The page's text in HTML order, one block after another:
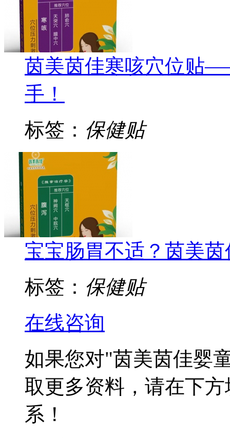
茵美茵佳寒咳穴位贴
手！
标签： 保健贴
宝宝肠胃不适？茵美
标签： 保健贴
在线咨询
如果您对"茵美茵佳婴
取更多资料，请在下
系！